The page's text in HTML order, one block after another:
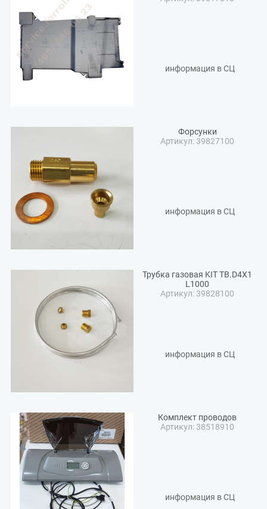
информация в СЦ
Форсунки
Артикул: 39827100
информация в СЦ
Трубка газовая KIT TB.D4X1
L1000
Артикул: 39828100
информация в СЦ
Комплект проводов
Артикул: 38518910
информация в СЦ